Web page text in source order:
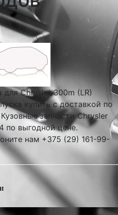
для Chrysler 300m (LR)
купить с доставкой по
запчасти Chrysler
по выгодной цене.
нам +375 (29) 161-99-